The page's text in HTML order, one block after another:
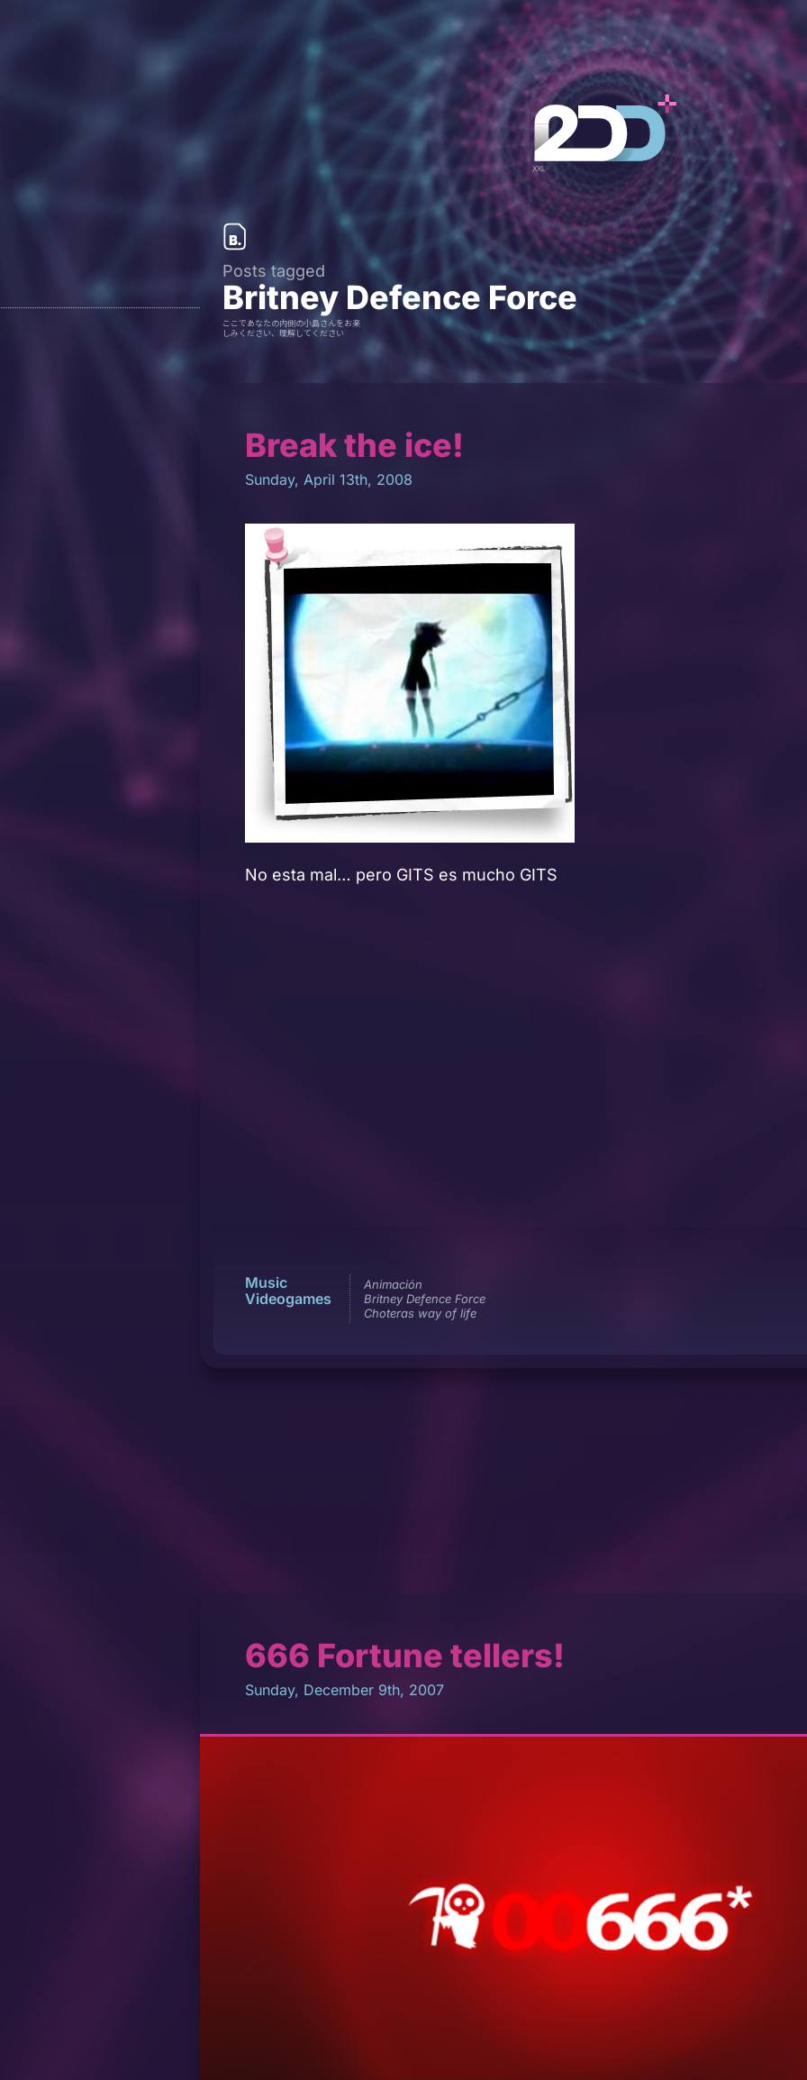
Posts tagged
Britney Defence Force
ここであなたの内側の小島さんをお楽
しみください、理解してください
Break the ice!
Sunday, April 13th, 2008
No esta mal… pero GITS es mucho GITS
Music
Videogames
Animación
Britney Defence Force
Choteras way of life
666 Fortune tellers!
Sunday, December 9th, 2007